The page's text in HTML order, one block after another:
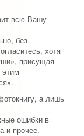
всю Вашу
без
хотя
присущая
а лишь
ошибки в
и прочее.